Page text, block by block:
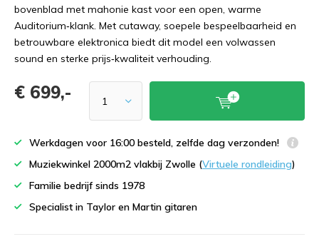
bovenblad met mahonie kast voor een open, warme
Auditorium‑klank. Met cutaway, soepele bespeelbaarheid en
betrouwbare elektronica biedt dit model een volwassen
sound en sterke prijs‑kwaliteit verhouding.
€ 699,-
Werkdagen voor 16:00 besteld, zelfde dag verzonden!
Muziekwinkel 2000m2 vlakbij Zwolle (Virtuele rondleiding)
Familie bedrijf sinds 1978
Specialist in Taylor en Martin gitaren